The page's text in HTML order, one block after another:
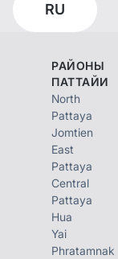
RU
РАЙОНЫ
ПАТТАЙИ
North
Pattaya
Jomtien
East
Pattaya
Central
Pattaya
Hua
Yai
Phratamnak